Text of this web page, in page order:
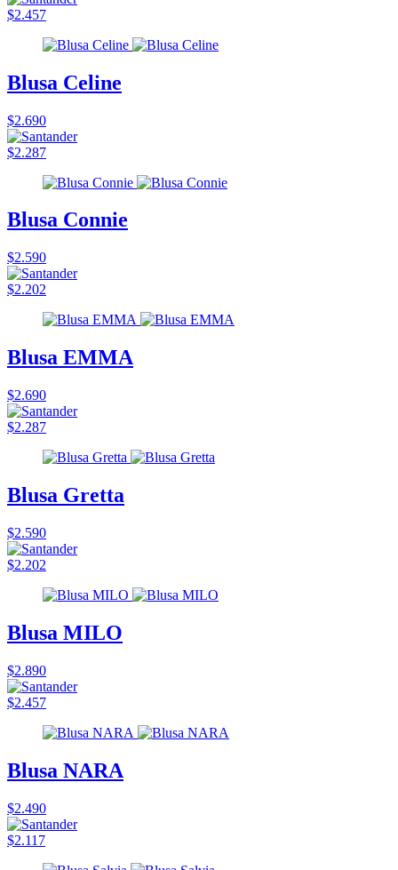
$2.457
Blusa Celine
$2.690
$2.287
Blusa Connie
$2.590
$2.202
Blusa EMMA
$2.690
$2.287
Blusa Gretta
$2.590
$2.202
Blusa MILO
$2.890
$2.457
Blusa NARA
$2.490
$2.117